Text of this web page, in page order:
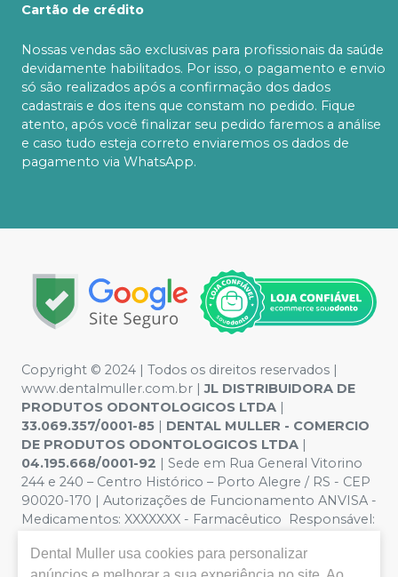
Cartão de crédito
Nossas vendas são exclusivas para profissionais da saúde
devidamente habilitados. Por isso, o pagamento e envio
só são realizados após a confirmação dos dados
cadastrais e dos itens que constam no pedido. Fique
atento, após você finalizar seu pedido faremos a análise
e caso tudo esteja correto enviaremos os dados de
pagamento via WhatsApp.
Copyright © 2024 | Todos os direitos reservados |
www.dentalmuller.com.br |JL DISTRIBUIDORA DE
PRODUTOS ODONTOLOGICOS LTDA |
33.069.357/0001-85 | DENTAL MULLER - COMERCIO
DE PRODUTOS ODONTOLOGICOS LTDA |
04.195.668/0001-92 | Sede em Rua General Vitorino
244 e 240 – Centro Histórico – Porto Alegre / RS - CEP
90020-170 | Autorizações de Funcionamento ANVISA -
Medicamentos: XXXXXXX - Farmacêutico Responsável:
Segurança - Fotos meramente ilustrativas - Os preços e
Dental Muller usa cookies para personalizar